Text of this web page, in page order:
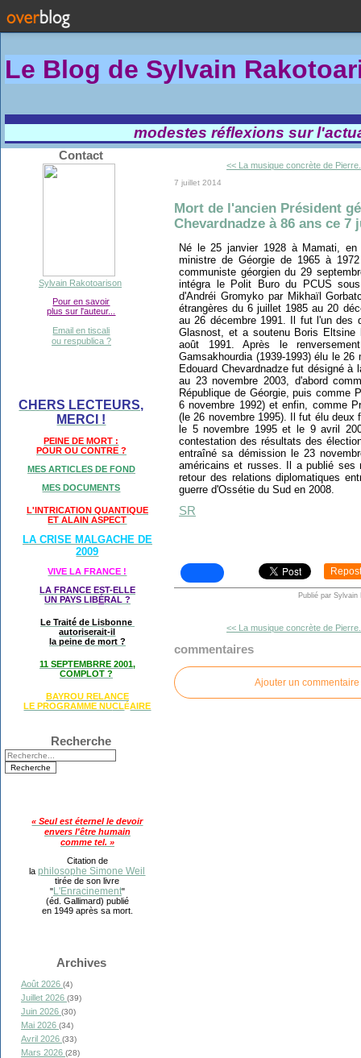
Le Blog de Sylvain Rakotoa
modestes réflexions sur
Contact
Sylvain Rakotoarison
Pour en savoir
plus sur l'auteur...
Email en tiscali
ou respublica ?
CHERS LECTEURS,
MERCI !
PEINE DE MORT :
POUR OU CONTRE ?
MES ARTICLES DE FOND
MES DOCUMENTS
L'INTRICATION QUANTIQUE
ET ALAIN ASPECT
LA CRISE MALGACHE DE
2009
VIVE LA FRANCE !
LA FRANCE EST-ELLE
UN PAYS LIBÉRAL ?
Le Traité de Lisbonne
autoriserait-il
la peine de mort ?
11 SEPTEMBRRE 2001,
COMPLOT ?
BAYROU RELANCE
LE PROGRAMME NUCLÉAIRE
Recherche
« Seul est éternel le devoir
envers l'être humain
comme tel. »
Citation de
laphilosophe Simone Weil
tirée de son livre
"L'Enracinement"
(éd. Gallimard) publié
en 1949 après sa mort.
Archives
Août 2026 (4)
Juillet 2026 (39)
Juin 2026 (30)
Mai 2026 (34)
Avril 2026 (33)
Mars 2026 (28)
<< La musique concrète de
7 juillet 2014
Mort de l'ancien Président
Chevardnadze à 86 ans ce
Né le 25 janvier 1928 à Mamati, en
ministre de Géorgie de 1965 à
communiste géorgien du 29
intégra le Polit Buro du PCUS
d'Andréi Gromyko par Mikhaïl
étrangères du 6 juillet 1985 au 20
au 26 décembre 1991. Il fut l'un des
Glasnost, et a soutenu Boris
août 1991. Après le
Gamsakhourdia (1939-1993) élu le
Edouard Chevardnadze fut désigné
au 23 novembre 2003, d'abord
République de Géorgie, puis comme
6 novembre 1992) et enfin, comme
(le 26 novembre 1995). Il fut élu deux
le 5 novembre 1995 et le 9 avril
contestation des résultats des
entraîné sa démission le 23
américains et russes. Il a publié ses
retour des relations diplomatiques
guerre d'Ossétie du Sud en 2008.
SR
Repost
Publié par Sylvain
<< La musique concrète de
commentaires
Ajouter un commentaire